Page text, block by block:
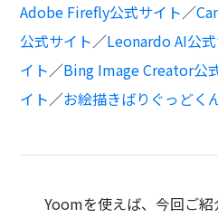
Adobe Firefly公式サイト／
公式サイト／Leonardo AI公
イト／Bing Image Creator公
イト／お絵描きばりぐっどく
Yoomを使えば、今回ご